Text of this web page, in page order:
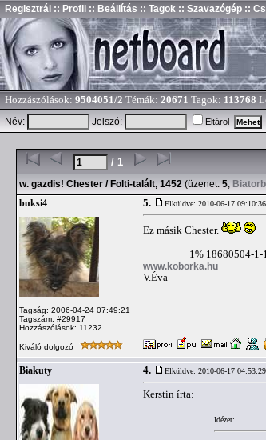
Regisztrál :: Profil :: Beállítás :: Tagok :: Szavazógép ::
Hozzászólások: 9504051/2 Témák: 20671 Tagok: 113768
Név: Jelszó: Eltárol
/ 1
w. gazdis! Chester / Folti-talált, 1452 (üzenet: 5,
buksi4
Tagság: 2006-04-24 07:49:21
Tagszám: #29917
Hozzászólások: 11232
5. Elküldve: 2010-06-17 09:10:36,
Ez másik Chester.
1% 18680504-1-
www.koborka.hu
V.Éva
Kiváló dolgozó
Biakuty 4. Elküldve: 2010-06-17 04:53:29,
Kerstin írta:
Idézet: